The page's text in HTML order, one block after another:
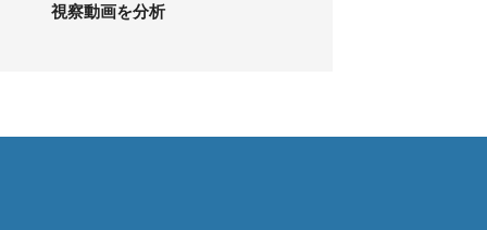
視察動画を分析